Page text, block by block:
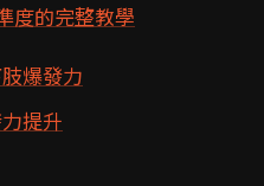
度的完整教學
爆發力
提升